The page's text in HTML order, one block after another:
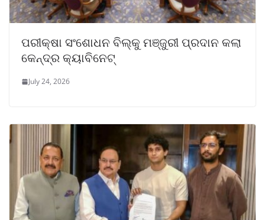
ପରୀକ୍ଷା ସଂଶୋଧନ ବିଲ୍କୁ ମଞ୍ଜୁରୀ ପ୍ରଦାନ କଲା
କେନ୍ଦ୍ର କ୍ୟାବିନେଟ୍
July 24, 2026